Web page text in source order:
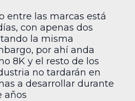
entre las marcas está
con apenas dos
la misma
por ahí anda
8K y el resto de los
no tardarán en
a desarrollar durante
años